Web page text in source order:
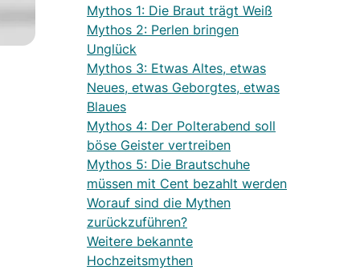
Mythos 1: Die Braut trägt Weiß
Mythos 2: Perlen bringen
Unglück
Mythos 3: Etwas Altes, etwas
Neues, etwas Geborgtes, etwas
Blaues
Mythos 4: Der Polterabend soll
böse Geister vertreiben
Mythos 5: Die Brautschuhe
müssen mit Cent bezahlt werden
Worauf sind die Mythen
zurückzuführen?
Weitere bekannte
Hochzeitsmythen